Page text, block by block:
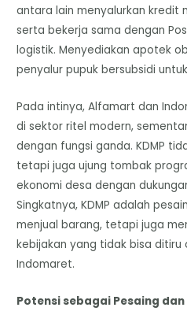
antara lain menyalurkan kredit
serta bekerja sama dengan
logistik. Menyediakan apotek
penyalur pupuk bersubsidi
Pada intinya, Alfamart dan
di sektor ritel modern,
dengan fungsi ganda. KDMP
tetapi juga ujung tombak
ekonomi desa dengan
Singkatnya, KDMP adalah
menjual barang, tetapi juga
kebijakan yang tidak bisa
Indomaret.
Potensi sebagai Pesaing